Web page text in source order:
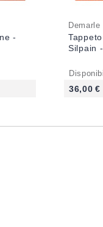
-
Demarle
Silpain
36,00 €